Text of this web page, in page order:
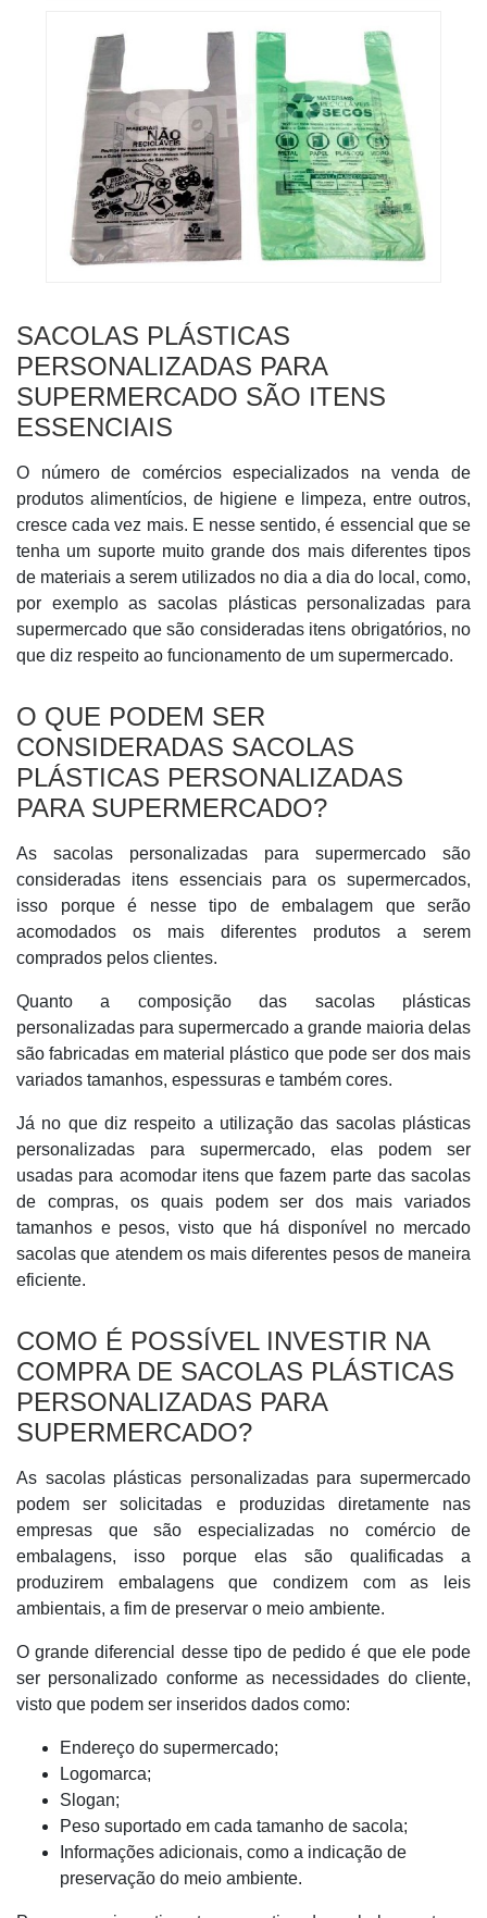
SACOLAS PLÁSTICAS
PERSONALIZADAS PARA
SUPERMERCADO SÃO ITENS
ESSENCIAIS
O número de comércios especializados na venda de
produtos alimentícios, de higiene e limpeza, entre outros,
cresce cada vez mais. E nesse sentido, é essencial que se
tenha um suporte muito grande dos mais diferentes tipos
de materiais a serem utilizados no dia a dia do local, como,
por exemplo as sacolas plásticas personalizadas para
supermercado que são consideradas itens obrigatórios, no
que diz respeito ao funcionamento de um supermercado.
O QUE PODEM SER
CONSIDERADAS SACOLAS
PLÁSTICAS PERSONALIZADAS
PARA SUPERMERCADO?
As sacolas personalizadas para supermercado são
consideradas itens essenciais para os supermercados,
isso porque é nesse tipo de embalagem que serão
acomodados os mais diferentes produtos a serem
comprados pelos clientes.
Quanto a composição das sacolas plásticas
personalizadas para supermercado a grande maioria delas
são fabricadas em material plástico que pode ser dos mais
variados tamanhos, espessuras e também cores.
Já no que diz respeito a utilização das sacolas plásticas
personalizadas para supermercado, elas podem ser
usadas para acomodar itens que fazem parte das sacolas
de compras, os quais podem ser dos mais variados
tamanhos e pesos, visto que há disponível no mercado
sacolas que atendem os mais diferentes pesos de maneira
eficiente.
COMO É POSSÍVEL INVESTIR NA
COMPRA DE SACOLAS PLÁSTICAS
PERSONALIZADAS PARA
SUPERMERCADO?
As sacolas plásticas personalizadas para supermercado
podem ser solicitadas e produzidas diretamente nas
empresas que são especializadas no comércio de
embalagens, isso porque elas são qualificadas a
produzirem embalagens que condizem com as leis
ambientais, a fim de preservar o meio ambiente.
O grande diferencial desse tipo de pedido é que ele pode
ser personalizado conforme as necessidades do cliente,
visto que podem ser inseridos dados como:
Endereço do supermercado;
Logomarca;
Slogan;
Peso suportado em cada tamanho de sacola;
Informações adicionais, como a indicação de
preservação do meio ambiente.